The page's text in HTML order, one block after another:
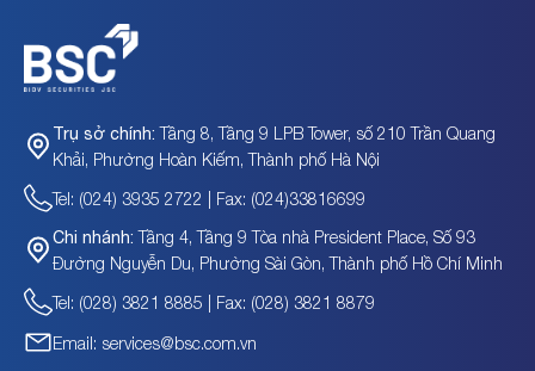
Trụ sở chính: Tầng 8, Tầng 9 LPB Tower, số 210 Trần Quang
Khải, Phường Hoàn Kiếm, Thành phố Hà Nội
Tel: (024) 3935 2722 | Fax: (024)33816699
Chi nhánh: Tầng 4, Tầng 9 Tòa nhà President Place, Số 93
Đường Nguyễn Du, Phường Sài Gòn, Thành phố Hồ Chí Minh
Tel: (028) 3821 8885 | Fax: (028) 3821 8879
Email: services@bsc.com.vn